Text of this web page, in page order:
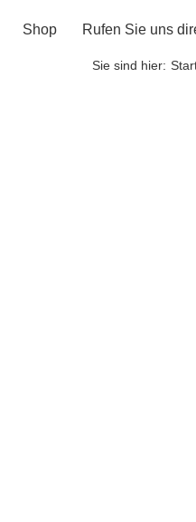
Shop Rufen Sie uns
Sie sind hier: